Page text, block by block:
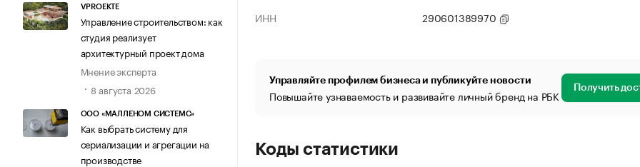
VPROEKTE
Управление строительством: как
студия реализует
архитектурный проект дома
Мнение эксперта
8 августа 2026
ООО «МАЛЛЕНОМ СИСТЕМС»
Как выбрать систему для
сериализации и агрегации на
производстве
ИНН
290601389970
Управляйте профилем бизнеса и публикуйте новости
Повышайте узнаваемость и развивайте личный бренд на РБК Получить
Коды статистики